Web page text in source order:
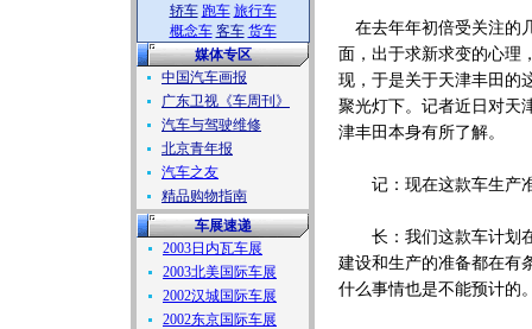
轿车 跑车 旅行车
概念车 客车 货车
媒体专区
中国汽车画报
广东卫视《车周刊》
汽车与驾驶维修
北京青年报
汽车之友
精品购物指南
车展速递
2003日内瓦车展
2003北美国际车展
2002汉城国际车展
2002东京国际车展
在去年年初倍受关注的
面，出于求新求变的心理
现，于是关于天津丰田的
聚光灯下。记者近日对天
津丰田本身有所了解。
记：现在这款车生产准
长：我们这款车计划在
建设和生产的准备都在有
什么事情也是不能预计的